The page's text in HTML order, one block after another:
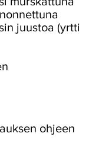
juustoa (yrtti
ohjeen